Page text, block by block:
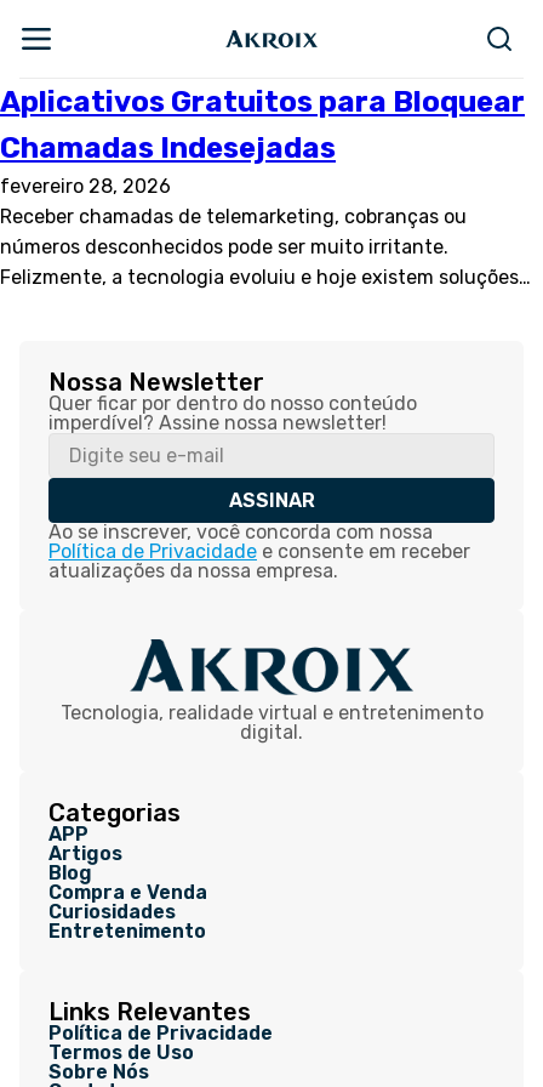
Aplicativos Gratuitos para Bloquear
Chamadas Indesejadas
fevereiro 28, 2026
Receber chamadas de telemarketing, cobranças ou
números desconhecidos pode ser muito irritante.
Felizmente, a tecnologia evoluiu e hoje existem soluções…
Nossa Newsletter
Quer ficar por dentro do nosso conteúdo
imperdível? Assine nossa newsletter!
ASSINAR
Ao se inscrever, você concorda com nossa
Política de Privacidade e consente em receber
atualizações da nossa empresa.
Tecnologia, realidade virtual e entretenimento
digital.
Categorias
APP
Artigos
Blog
Compra e Venda
Curiosidades
Entretenimento
Links Relevantes
Política de Privacidade
Termos de Uso
Sobre Nós